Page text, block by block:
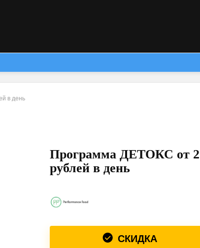
в день
Программа ДЕТОКС от
рублей в день
СКИДКА